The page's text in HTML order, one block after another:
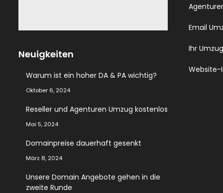
Neuigkeiten
Warum ist ein hoher DA & PA wichtig?
Oktober 6, 2024
Reseller und Agenturen Umzug kostenlos
Mai 5, 2024
Domainpreise dauerhaft gesenkt
März 8, 2024
Unsere Domain Angebote gehen in die
zweite Runde
Email
Ihr